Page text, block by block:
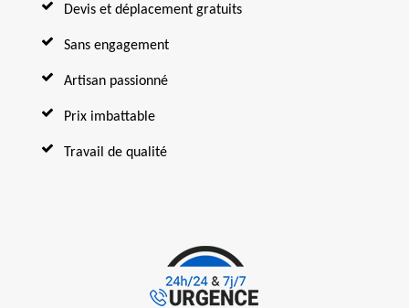
Devis et déplacement gratuits
Sans engagement
Artisan passionné
Prix imbattable
Travail de qualité